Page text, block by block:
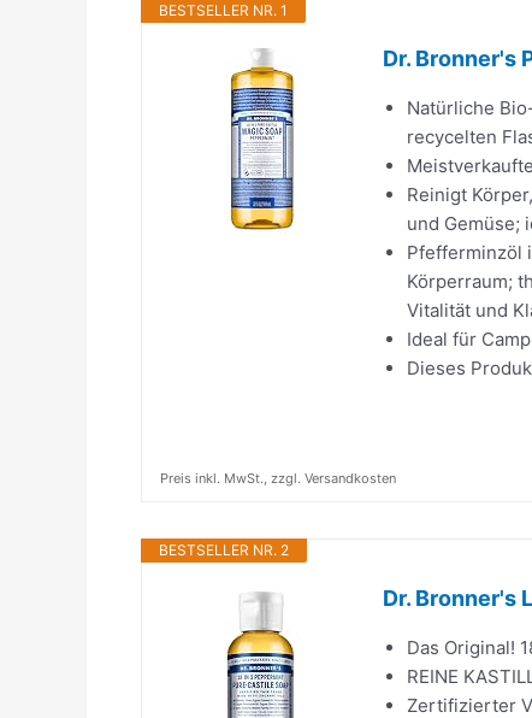
BESTSELLER NR. 1
Dr. Bronner's
Natürliche
recycelten
Reinigt
und Gemüse;
Pfefferminzöl
Körperraum;
Vitalität und
Ideal für
Dieses
Preis inkl. MwSt., zzgl. Versandkosten
BESTSELLER NR. 2
Dr. Bronner's
Das Original!
REINE
Zertifizierter